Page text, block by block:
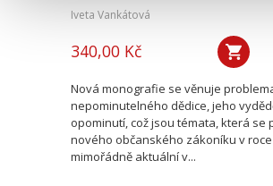
Iveta Vankátová
340,00 Kč
Nová monografie se věnuje
nepominutelného dědice, jeho
opominutí, což jsou témata, která se
nového občanského zákoníku v roce
mimořádně aktuální v...